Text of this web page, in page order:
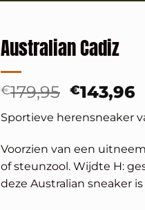
Australian Cadiz
€179,95
was:
€179,95.
€143,96
Sportieve herensneaker
Voorzien van een
of steunzool. Wijdte H:
deze Australian sneaker